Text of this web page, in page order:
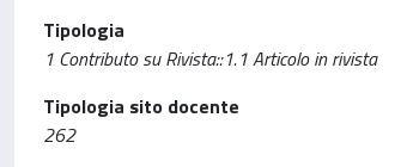
Tipologia
1 Contributo su Rivista::1.1 Articolo in rivista
Tipologia sito docente
262